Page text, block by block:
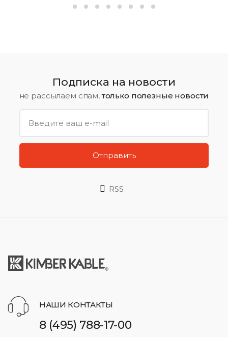
Подписка на новости
не рассылаем спам,только полезные новости
Отправить
RSS
НАШИ КОНТАКТЫ
8 (495) 788-17-00